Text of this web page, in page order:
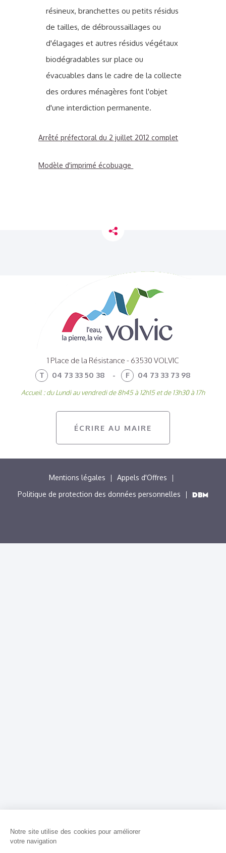
Notre site utilise des cookies pour améliorer
votre navigation
résineux, branchettes ou petits résidus
de tailles, de débroussaillages ou
d'élagages et autres résidus végétaux
biodégradables sur place ou
évacuables dans le cadre de la collecte
des ordures ménagères font l'objet
d'une interdiction permanente.
Arrêté préfectoral du 2 juillet 2012 complet
Modèle d'imprimé écobuage
ÉCRIRE AU MAIRE
1 Place de la Résistance - 63530 VOLVIC
T
04 73 33 50 38 - F 04 73 33 73 98
Accueil : du Lundi au vendredi de 8h45 à 12h15 et de 13h30 à 17h
MENU
PIED
Mentions légales
Appels d'Offres
Politique de protection des données personnelles